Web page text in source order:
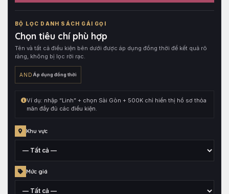
trong
tên
hồ
sơ,
đó
kết
hợp
cùng
bộ
điều
kiện
đang
chọn.
BỘ LỌC DANH SÁCH GÁI GỌI
Chọn tiêu chí phù hợp
Tên và tất cả điều kiện bên dưới được áp dụng đồng thời để kết quả rõ
ràng, không bị lọc rời rạc.
AND Áp dụng đồng thời
Ví dụ: nhập “Linh” + chọn Sài Gòn + 500K chỉ hiển thị hồ sơ thỏa
mãn đầy đủ các điều kiện.
Khu vực
Tỉnh,
thành
Mức giá